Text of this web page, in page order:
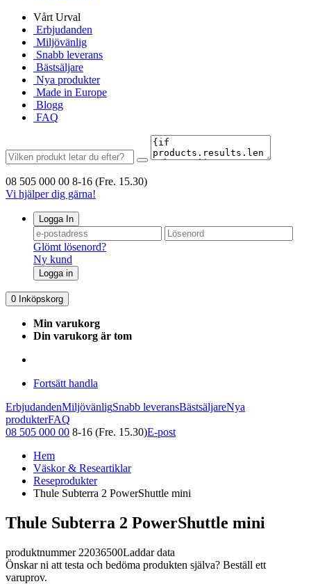
Vårt Urval
Erbjudanden
Miljövänlig
Snabb leverans
Bästsäljare
Nya produkter
Made in Europe
Blogg
FAQ
08 505 000 00 8-16 (Fre. 15.30)
Vi hjälper dig gärna!
Logga In
Glömt lösenord?
Ny kund
Logga in
0 Inköpskorg
Min varukorg
Din varukorg är tom
Fortsätt handla
ErbjudandenMiljövänligSnabb leveransBästsäljareNya
produkterFAQ
08 505 000 00 8-16 (Fre. 15.30)E-post
Hem
Väskor & Researtiklar
Reseprodukter
Thule Subterra 2 PowerShuttle mini
Thule Subterra 2 PowerShuttle mini
produktnummer 22036500Laddar data
Önskar ni att testa och bedöma produkten själva? Beställ ett
varuprov.